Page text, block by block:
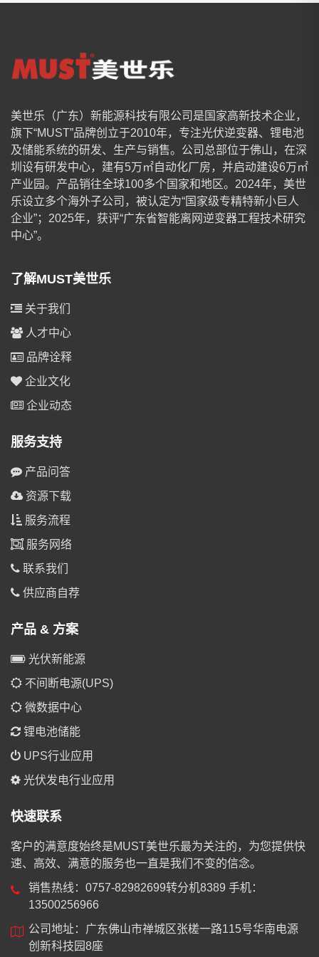
美世乐（广东）新能源科技有限公司是国家高新技术企业，
旗下“MUST”品牌创立于2010年，专注光伏逆变器、锂电池
及储能系统的研发、生产与销售。公司总部位于佛山，在深
圳设有研发中心，建有5万㎡自动化厂房，并启动建设6万㎡
产业园。产品销往全球100多个国家和地区。2024年，美世
乐设立多个海外子公司，被认定为“国家级专精特新小巨人
企业”；2025年，获评“广东省智能离网逆变器工程技术研究
中心”。
了解MUST美世乐
关于我们
人才中心
品牌诠释
企业文化
企业动态
服务支持
产品问答
资源下载
服务流程
服务网络
联系我们
供应商自荐
产品 & 方案
光伏新能源
不间断电源(UPS)
微数据中心
锂电池储能
UPS行业应用
光伏发电行业应用
快速联系
客户的满意度始终是MUST美世乐最为关注的，为您提供快
速、高效、满意的服务也一直是我们不变的信念。
销售热线：0757-82982699转分机8389 手机：
13500256966
公司地址：广东佛山市禅城区张槎一路115号华南电源
创新科技园8座